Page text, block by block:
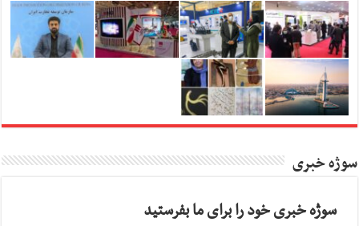
سوژه خبری
سوژه خبری خود را برای ما بفرستید